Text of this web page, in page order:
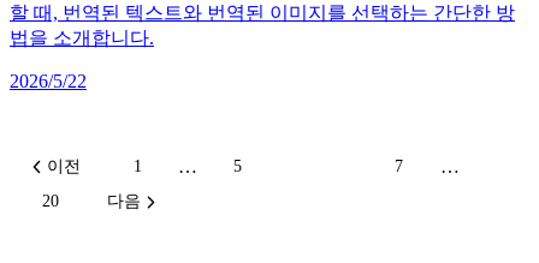
할 때, 번역된 텍스트와 번역된 이미지를 선택하는 간단한 방
법을 소개합니다.
2026/5/22
이전 1 … 5 7 …
20 다음